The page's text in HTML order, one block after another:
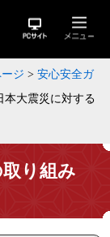
ジ > 安心安全ガ
本大震災に対する
り組み